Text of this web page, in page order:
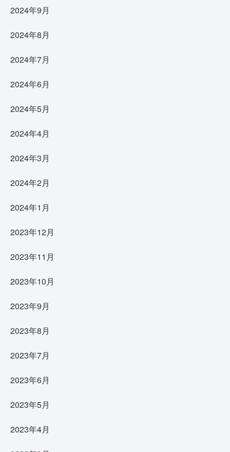
2024年9月
2024年8月
2024年7月
2024年6月
2024年5月
2024年4月
2024年3月
2024年2月
2024年1月
2023年12月
2023年11月
2023年10月
2023年9月
2023年8月
2023年7月
2023年6月
2023年5月
2023年4月